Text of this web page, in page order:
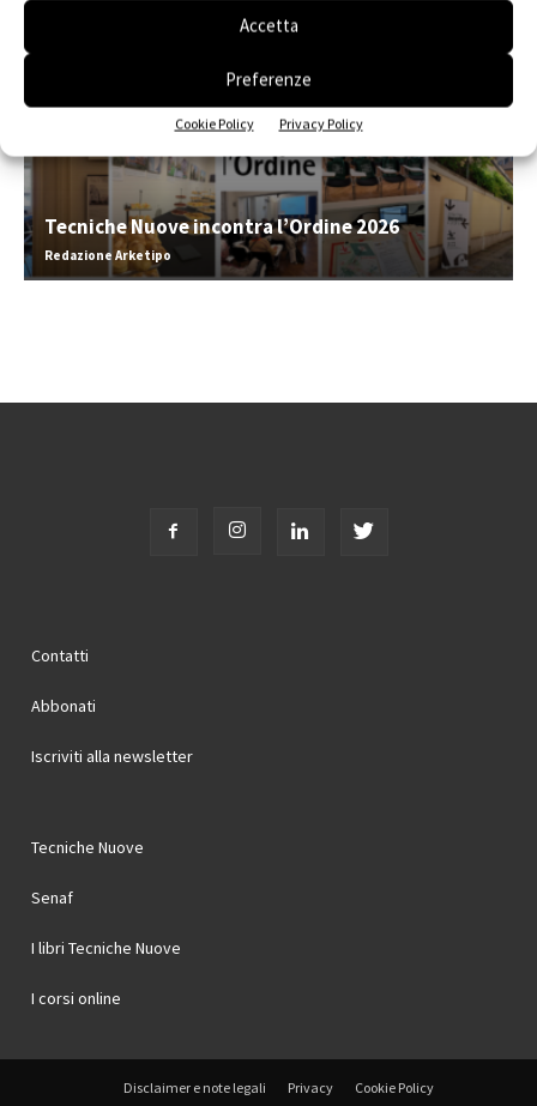
Accetta
Preferenze
Cookie Policy Privacy Policy
Tecniche Nuove incontra l’Ordine 2026
Redazione Arketipo
Contatti
Abbonati
Iscriviti alla newsletter
Tecniche Nuove
Senaf
I libri Tecniche Nuove
I corsi online
Disclaimer e note legali Privacy Cookie Policy